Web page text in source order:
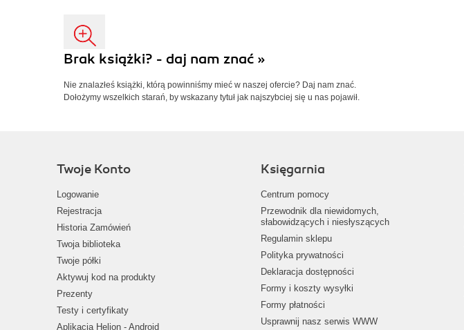
Brak książki? - daj nam znać »
Nie znalazłeś książki, którą powinniśmy mieć w naszej ofercie? Daj nam znać.
Dołożymy wszelkich starań, by wskazany tytuł jak najszybciej się u nas pojawił.
Twoje Konto
Logowanie
Rejestracja
Historia Zamówień
Twoja biblioteka
Twoje półki
Aktywuj kod na produkty
Prezenty
Testy i certyfikaty
Aplikacja Helion - Android
Księgarnia
Centrum pomocy
Przewodnik dla niewidomych,
słabowidzących i niesłyszących
Regulamin sklepu
Polityka prywatności
Deklaracja dostępności
Formy i koszty wysyłki
Formy płatności
Usprawnij nasz serwis WWW